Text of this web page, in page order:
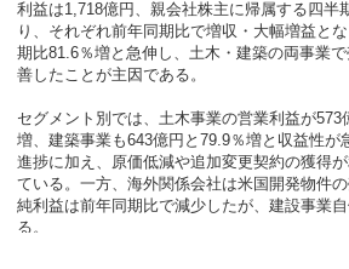
利益は1,718億円、親会社株主に帰属する四半
り、それぞれ前年同期比で増収・大幅増益と
期比81.6％増と急伸し、土木・建築の両事業
善したことが主因である。
セグメント別では、土木事業の営業利益が573
増、建築事業も643億円と79.9％増と収益性が
進捗に加え、原価低減や追加変更契約の獲得
ている。一方、海外関係会社は米国開発物件
純利益は前年同期比で減少したが、建設事業
る。